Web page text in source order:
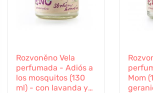
Rozvoněno Vela
perfumada - Adiós a
los mosquitos (130
ml) - con lavanda y
Mom